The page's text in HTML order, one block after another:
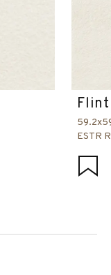
ESTR